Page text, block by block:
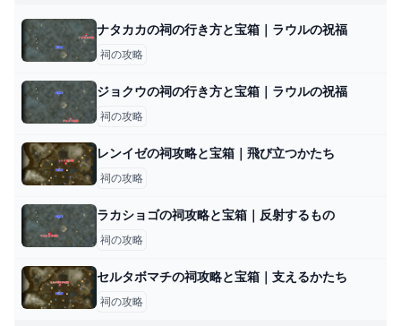
ナタカカの祠の行き方と宝箱｜ラウルの祝福
祠の攻略
ジョクウの祠の行き方と宝箱｜ラウルの祝福
祠の攻略
レンイゼの祠攻略と宝箱｜飛び立つかたち
祠の攻略
ラカショゴの祠攻略と宝箱｜反射するもの
祠の攻略
セルタボマチの祠攻略と宝箱｜支えるかたち
祠の攻略